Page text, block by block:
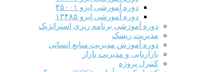
دوره آموزشی ایزو ۴۵۰۰۱
دوره آموزشی ایزو ۱۳۴۸۵
دوره آموزشی برنامه ریزی استراتژیک
مدیریت ریسک
دوره آموزش مدیریت منابع انسانی
بازاریابی و مدیریت بازار
کنترل پروژه